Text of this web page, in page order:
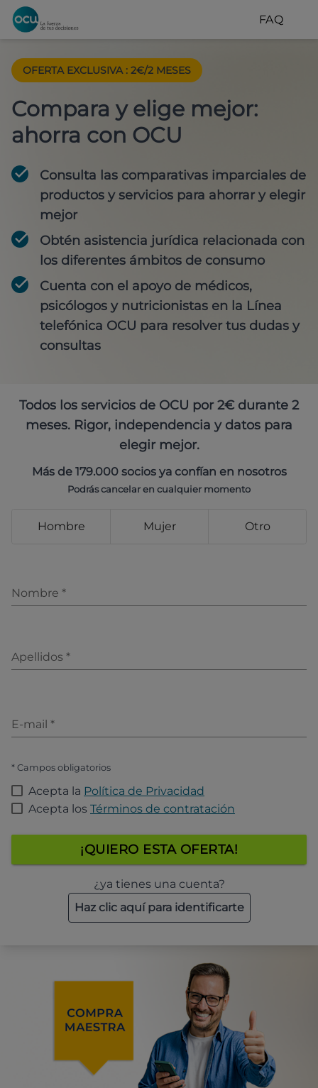
FAQ
OFERTA EXCLUSIVA : 2€/2 MESES
Compara y elige mejor:
ahorra con OCU
Consulta las comparativas imparciales de
productos y servicios para ahorrar y elegir
mejor
Obtén asistencia jurídica relacionada con
los diferentes ámbitos de consumo
Cuenta con el apoyo de médicos,
psicólogos y nutricionistas en la Línea
telefónica OCU para resolver tus dudas y
consultas
Todos los servicios de OCU por 2€ durante 2
meses. Rigor, independencia y datos para
elegir mejor.
Más de 179.000 socios ya confían en nosotros
Podrás cancelar en cualquier momento
Hombre Mujer Otro
Nombre *
Apellidos *
E-mail *
* Campos obligatorios
Acepta la Política de Privacidad
Acepta los Términos de contratación
¡QUIERO ESTA OFERTA!
¿ya tienes una cuenta?
Haz clic aquí para identificarte